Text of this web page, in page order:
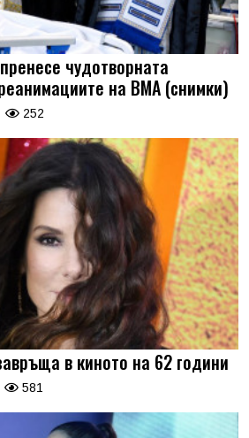
чудотворната
на ВМА (снимки)
252
в киното на 62 години
581